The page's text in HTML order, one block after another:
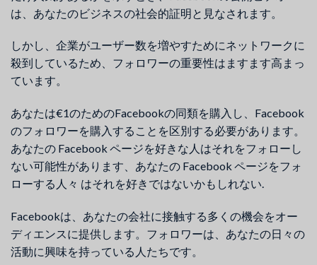
は、あなたのビジネスの社会的証明と見なされます。
しかし、企業がユーザー数を増やすためにネットワークに
殺到しているため、フォロワーの重要性はますます高まっ
ています。
あなたは€1のためのFacebookの同類を購入し、Facebook
のフォロワーを購入することを区別する必要があります。
あなたの Facebook ページを好きな人はそれをフォローし
ない可能性があります、あなたの Facebook ページをフォ
ローする人々 はそれを好きではないかもしれない.
Facebookは、あなたの会社に接触する多くの機会をオー
ディエンスに提供します。フォロワーは、あなたの日々の
活動に興味を持っている人たちです。